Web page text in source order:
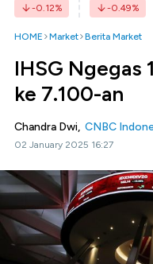
-0.12% -0.49%
HOME Market Berita Market
IHSG Ngegas
ke 7.100-an
Chandra Dwi, CNBC
02 January 2025 16:27